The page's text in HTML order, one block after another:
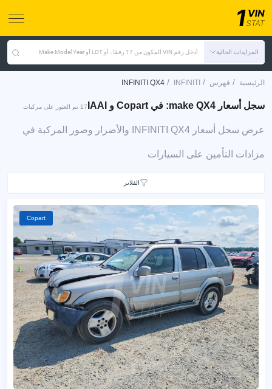
المزايدات الحالية أدخل رقم VIN المكون من 17 رقمًا ، أو LOT أو Make Model Year
الرئيسية / فهرس /
INFINITI
/
INFINITI QX4
سجل أسعار make QX4: في Copart و IAAI 17 تم العثور على مركبات
عرض سجل أسعار INFINITI QX4 والأضرار وصور المركبة في
مزادات التأمين على السيارات
الفلاتر
Copart